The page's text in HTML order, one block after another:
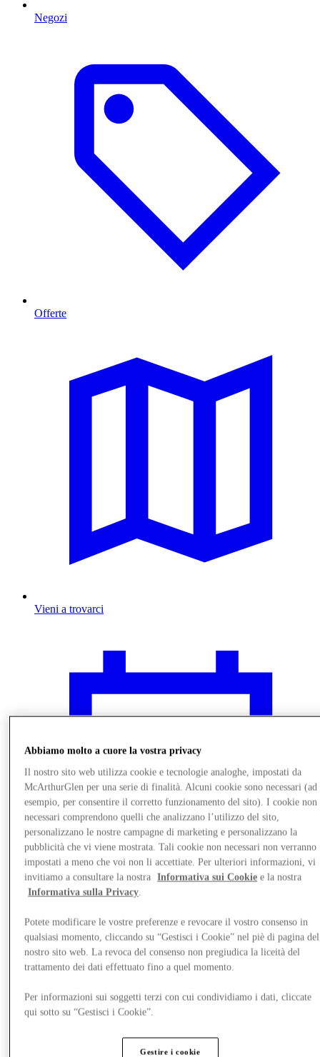
Negozi
Offerte
Vieni a trovarci
Abbiamo molto a cuore la vostra privacy
Il nostro sito web utilizza cookie e tecnologie analoghe, impostati da
McArthurGlen per una serie di finalità. Alcuni cookie sono necessari (ad
esempio, per consentire il corretto funzionamento del sito). I cookie non
necessari comprendono quelli che analizzano l’utilizzo del sito,
personalizzano le nostre campagne di marketing e personalizzano la
pubblicità che vi viene mostrata. Tali cookie non necessari non verranno
impostati a meno che voi non li accettiate. Per ulteriori informazioni, vi
invitiamo a consultare la nostra
Informativa sui Cookie e la nostra
Informativa sulla Privacy.
Potete modificare le vostre preferenze e revocare il vostro consenso in
qualsiasi momento, cliccando su “Gestisci i Cookie” nel piè di pagina del
nostro sito web. La revoca del consenso non pregiudica la liceità del
trattamento dei dati effettuato fino a quel momento.
Per informazioni sui soggetti terzi con cui condividiamo i dati, cliccate
qui sotto su “Gestisci i Cookie”.
Gestire i cookie